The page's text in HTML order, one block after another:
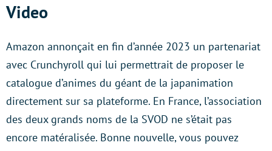
Video
Amazon annonçait en fin d’année 2023 un partenariat
avec Crunchyroll qui lui permettrait de proposer le
catalogue d’animes du géant de la japanimation
directement sur sa plateforme. En France, l’association
des deux grands noms de la SVOD ne s’était pas
encore matéralisée. Bonne nouvelle, vous pouvez